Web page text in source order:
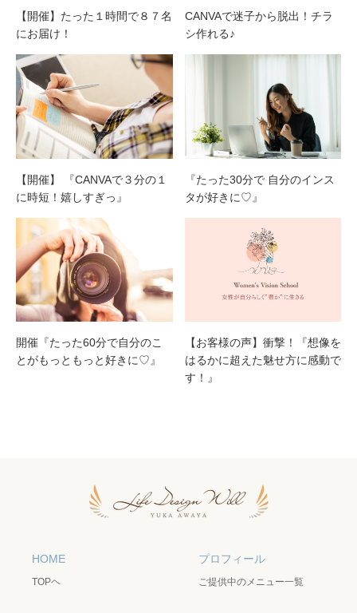
【開催】たった１時間で８７名
にお届け！
CANVAで迷子から脱出！チラ
シ作れる♪
【開催】 『CANVAで３分の１
に時短！嬉しすぎっ』
『たった30分で 自分のインス
タが好きに♡』
開催『たった60分で自分のこ
とがもっともっと好きに♡』
【お客様の声】衝撃！『想像を
はるかに超えた魅せ方に感動で
す！』
HOME
TOPヘ
プロフィール
ご提供中のメニュー一覧